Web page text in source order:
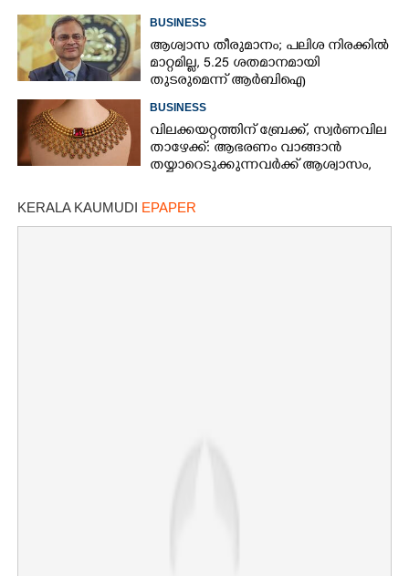
BUSINESS
ആശ്വാസ തീരുമാനം; പലിശ നിരക്കിൽ
മാറ്റമില്ല, 5.25 ശതമാനമായി
തുടരുമെന്ന് ആർബിഐ
BUSINESS
വിലക്കയറ്റത്തിന് ബ്രേക്ക്, സ്വർണവില
താഴേക്ക്: ആഭരണം വാങ്ങാൻ
തയ്യാറെടുക്കുന്നവർക്ക് ആശ്വാസം,
KERALA KAUMUDI EPAPER